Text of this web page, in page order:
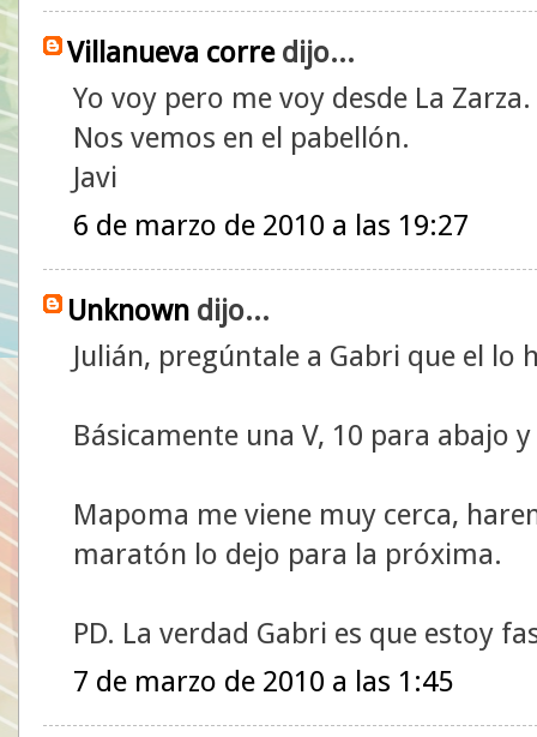
Villanueva corredijo...
Yo voy pero me voy desde La Zarza.
Nos vemos en el pabellón.
Javi
6 de marzo de 2010 a las 19:27
Unknown dijo...
Julián, pregúntale a Gabri que el lo
Básicamente una V, 10 para abajo
Mapoma me viene muy cerca,
maratón lo dejo para la próxima.
PD. La verdad Gabri es que estoy
7 de marzo de 2010 a las 1:45